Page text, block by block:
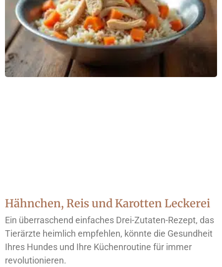
Hähnchen, Reis und Karotten Leckerei
Ein überraschend einfaches Drei-Zutaten-Rezept, das
Tierärzte heimlich empfehlen, könnte die Gesundheit
Ihres Hundes und Ihre Küchenroutine für immer
revolutionieren.